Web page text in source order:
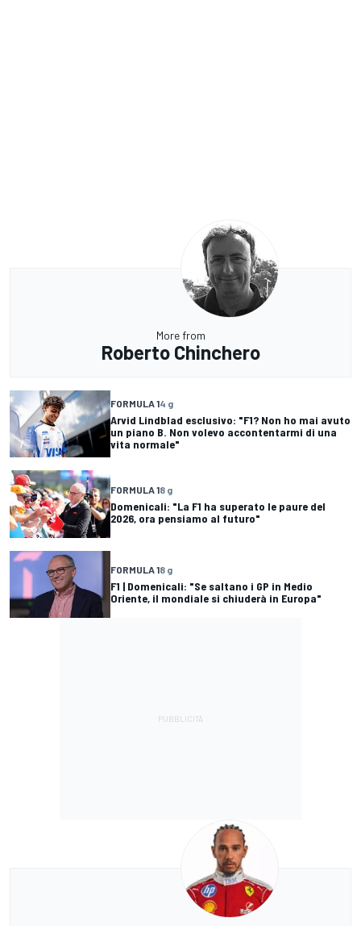
More from
Roberto Chinchero
FORMULA 14 g
Arvid Lindblad esclusivo: "F1? Non ho mai avuto
un piano B. Non volevo accontentarmi di una
vita normale"
FORMULA 18 g
Domenicali: "La F1 ha superato le paure del
2026, ora pensiamo al futuro"
FORMULA 18 g
F1 | Domenicali: "Se saltano i GP in Medio
Oriente, il mondiale si chiuderà in Europa"